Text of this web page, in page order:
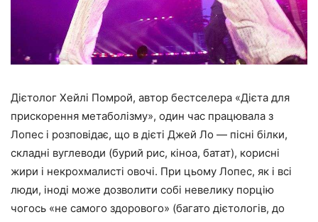
Дієтолог Хейлі Помрой, автор бестселера «Дієта для
прискорення метаболізму», один час працювала з
Лопес і розповідає, що в дієті Джей Ло — пісні білки,
складні вуглеводи (бурий рис, кіноа, батат), корисні
жири і некрохмалисті овочі. При цьому Лопес, як і всі
люди, іноді може дозволити собі невелику порцію
чогось «не самого здорового» (багато дієтологів, до